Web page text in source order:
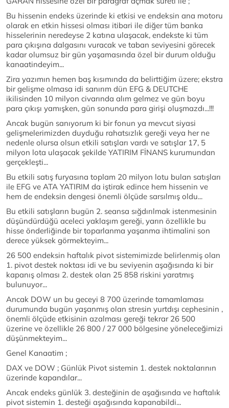
Bu hissenin endeks üzerinde ki etkisi ve endeksin ana motoru
olarak en etkin hissesi olması itibari ile diğer tüm banka
hisselerinin neredeyse 2 katına ulaşacak, endekste ki tüm
para çıkışına dalgasını vuracak ve taban seviyesini görecek
kadar olumsuz bir gün yaşamasında özel bir durum olduğu
kanaatindeyim...
Zira yazımın hemen baş kısımında da belirttiğim üzere; ekstra
bir gelişme olmasa idi sanırım dün EFG & DEUTCHE
ikilisinden 10 milyon civarında alım gelmez ve gün boyu
para çıkışı yamışken, gün sonunda para girişi oluşmazdı...!!!
Ancak bugün sanıyorum ki bir fonun ya mevcut siyasi
gelişmelerimizden duyduğu rahatsızlık gereği veya her ne
nedenle olursa olsun etkili satışları vardı ve satışlar 17, 5
milyon lota ulaşacak şekilde YATIRIM FİNANS kurumundan
gerçekleşti...
Bu etkili satış furyasına toplam 20 milyon lotu bulan satışları
ile EFG ve ATA YATIRIM da iştirak edince hem hissenin ve
hem de endeksin dengesi önemli ölçüde sarsılmış oldu...
Bu etkili satışların bugün 2. seansa sığdırılmak istenmesinin
düşündürdüğü aceleci yaklaşım gereği, yarın özellikle bu
hisse önderliğinde bir toparlanma yaşanma ihtimalini son
derece yüksek görmekteyim...
26 500 endeksin haftalık pivot sistemimizde belirlenmiş olan
1. pivot destek noktası idi ve bu seviyenin aşağısında ki bir
kapanış olması 2. destek olan 25 858 riskini yaratmış
bulunuyor...
Ancak DOW un bu geceyi 8 700 üzerinde tamamlaması
durumunda bugün yaşanmış olan stresin yurtdışı cephesinin ,
önemli ölçüde etkisinin azalması gereği tekrar 26 500
üzerine ve özellikle 26 800 / 27 000 bölgesine yöneleceğimizi
düşünmekteyim...
Genel Kanaatim ;
DAX ve DOW ; Günlük Pivot sistemin 1. destek noktalarının
üzerinde kapandılar...
Ancak endeks günlük 3. desteğinin de aşağısında ve haftalık
pivot sistemin 1. desteği aşağısında kapanabildi...